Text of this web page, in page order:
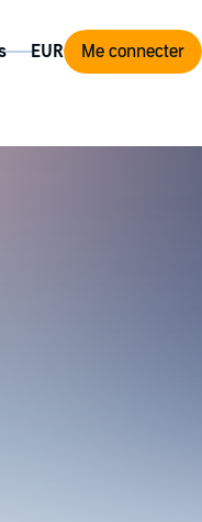
Me connecter